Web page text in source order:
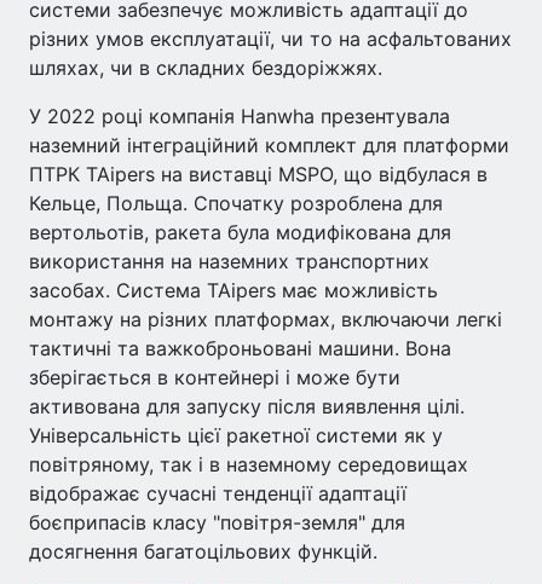
системи забезпечує можливість адаптації до
різних умов експлуатації, чи то на асфальтованих
шляхах, чи в складних бездоріжжях.
У 2022 році компанія Hanwha презентувала
наземний інтеграційний комплект для платформи
ПТРК TAipers на виставці MSPO, що відбулася в
Кельце, Польща. Спочатку розроблена для
вертольотів, ракета була модифікована для
використання на наземних транспортних
засобах. Система TAipers має можливість
монтажу на різних платформах, включаючи легкі
тактичні та важкоброньовані машини. Вона
зберігається в контейнері і може бути
активована для запуску після виявлення цілі.
Універсальність цієї ракетної системи як у
повітряному, так і в наземному середовищах
відображає сучасні тенденції адаптації
боєприпасів класу "повітря-земля" для
досягнення багатоцільових функцій.